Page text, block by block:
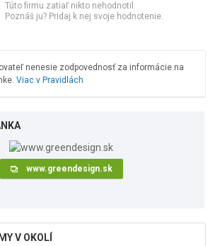
Túto firmu zatiaľ nikto nehodnotil.
Poznáš ju? Pridaj k nej svoje hodnotenie.
nenesie zodpovednosť za informácie na
Viac v Pravidlách
www.greendesign.sk
V OKOLÍ